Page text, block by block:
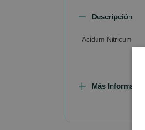
Descripción
Acidum Nitricum
Más Información